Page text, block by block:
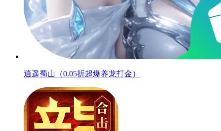
逍遥蜀山（0.05折超爆养龙打金）